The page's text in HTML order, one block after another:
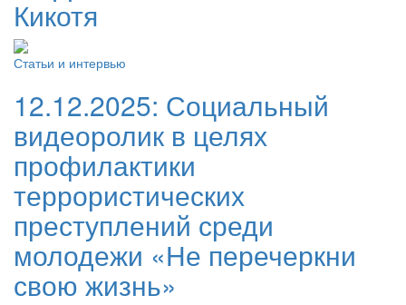
Кикотя
Статьи и интервью
12.12.2025: Социальный
видеоролик в целях
профилактики
террористических
преступлений среди
молодежи «Не перечеркни
свою жизнь»